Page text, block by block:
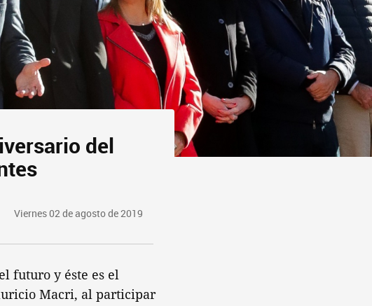
del
Viernes 02 de agosto de 2019
futuro y éste es el
Macri, al participar